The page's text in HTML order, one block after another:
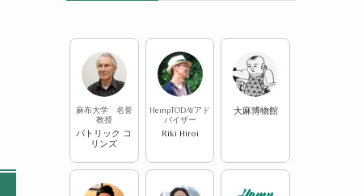
麻布大学 名誉
教授
パトリック コ
リンズ
HempTODAYアド
バイザー
Riki Hiroi
大麻博物館